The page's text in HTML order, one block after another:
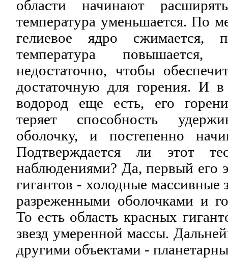
области начинают
температура уменьшается. По
гелиевое ядро сжимается,
температура
недостаточно, чтобы
достаточную для горения. И
водород еще есть, его
теряет способность
оболочку, и постепенно
Подтверждается ли этот
наблюдениями? Да, первый его
гигантов - холодные массивные
разреженными оболочками и
То есть область красных
звезд умеренной массы.
другими объектами -